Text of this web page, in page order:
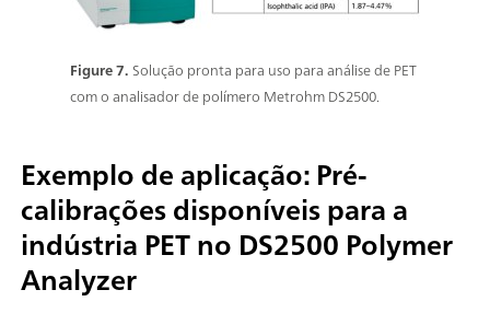
Figure 7.Solução pronta para uso para análise de PET
com o analisador de polímero Metrohm DS2500.
Exemplo de aplicação: Pré-
calibrações disponíveis para a
indústria PET no DS2500 Polymer
Analyzer